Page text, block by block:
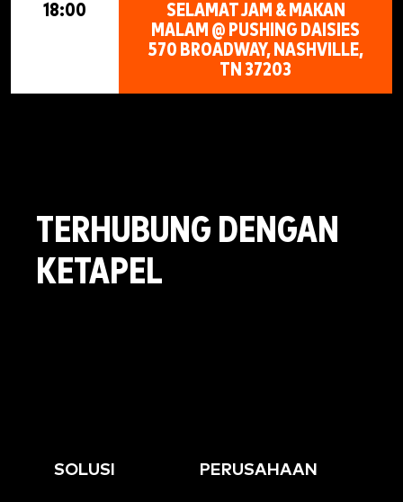
18:00
SELAMAT JAM & MAKAN
MALAM @ PUSHING DAISIES
570 BROADWAY, NASHVILLE,
TN 37203
TERHUBUNG DENGAN
KETAPEL
SOLUSI PERUSAHAAN